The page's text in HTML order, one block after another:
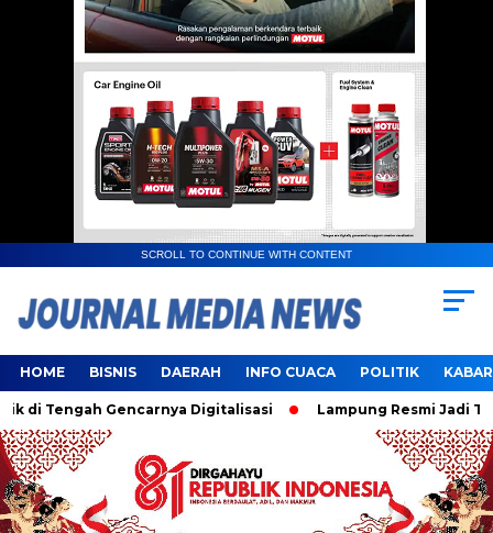
SCROLL TO CONTINUE WITH CONTENT
HOME BISNIS DAERAH INFO CUACA POLITIK
Gencarnya Digitalisasi Lampung Resmi Jadi Tuan